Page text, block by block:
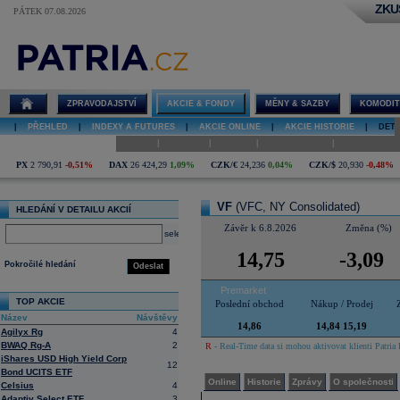
PÁTEK 07.08.2026
VF diskuze
ZPRAVODAJSTVÍ AKCIE & FONDY MĚNY & SAZBY
PŘEHLED INDEXY A FUTURES AKCIE ONLINE AKCIE HISTORIE
PX 2 790,91 -0,51% DAX 26 424,29 1,09% CZK/€ 24,236 0,04% CZK/$ 20,930 -0,48%
HLEDÁNÍ V DETAILU AKCIÍ
select
Odeslat
Pokročilé hledání
TOP AKCIE
Název
Návštěvy
Agilyx Rg
4
BWAQ Rg-A
2
iShares USD High Yield Corp
Bond UCITS ETF
12
Celsius
4
VF (VFC, NY Consolidated)
Závěr k 6.8.2026 Změna (%)
14,75 -3,09
Premarket
Poslední obchod
Nákup / Prodej
14,86 14,84 15,19
R - Real-Time data si mohou aktivovat klienti
Online Historie Zprávy O společnosti